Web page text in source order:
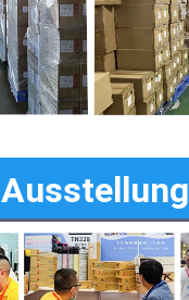
Ausstellung